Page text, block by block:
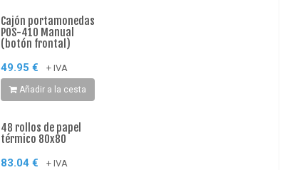
Cajón portamonedas
POS-410 Manual
(botón frontal)
49.95 € + IVA
Añadir a la cesta
48 rollos de papel
térmico 80x80
83.04 € + IVA